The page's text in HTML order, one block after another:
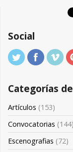
Social
Categorías
Artículos (153)
Convocatorias (144)
Escenografias (72)